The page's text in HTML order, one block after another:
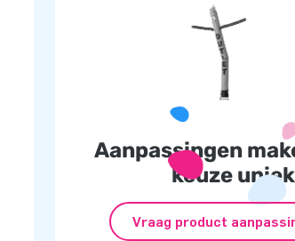
Aanpassingen
keuze uniek
Vraag product